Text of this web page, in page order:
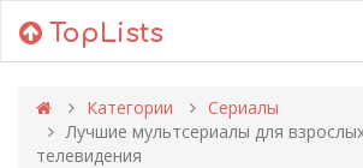
TopLists
Категории
Сериалы
Лучшие мультсериалы для
телевидения